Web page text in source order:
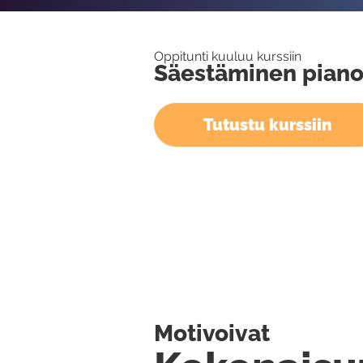
Oppitunti kuuluu kurssiin
Säestäminen
Tutustu kurssiin
Motivoivat